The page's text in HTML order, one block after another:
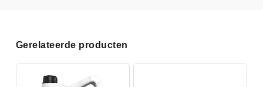
Gerelateerde producten